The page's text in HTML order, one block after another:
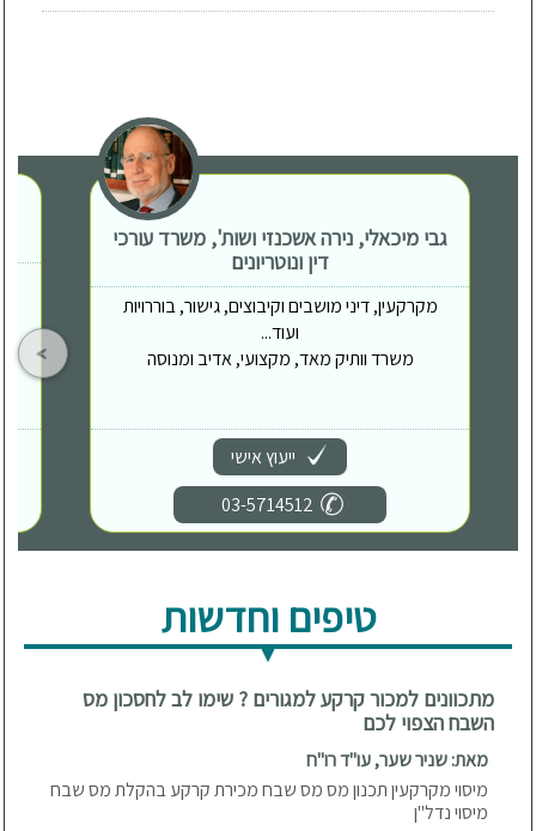
גבי מיכאלי, נירה אשכנזי ושות', משרד עורכי
דין ונוטריונים
מקרקעין, דיני מושבים וקיבוצים, גישור, בוררויות
ועוד...
משרד וותיק מאד, מקצועי, אדיב ומנוסה
ייעוץ אישי
03-5714512
טיפים וחדשות
מתכוונים למכור קרקע למגורים ? שימו לב לחסכון מס
השבח הצפוי לכם
מאת: שניר שער, עו"ד רו"ח
מיסוי מקרקעין תכנון מס מס שבח מכירת קרקע בהקלת מס שבח
מיסוי נדל"ן